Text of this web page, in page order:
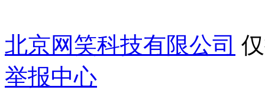
北京网笑科技有限公司
举报中心